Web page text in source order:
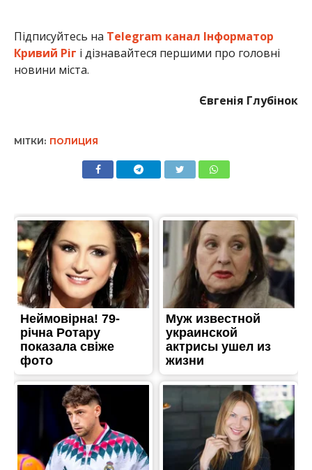
Підписуйтесь на Telegram канал Інформатор
Кривий Ріг і дізнавайтеся першими про головні
новини міста.
Євгенія Глубінок
МІТКИ: ПОЛИЦИЯ